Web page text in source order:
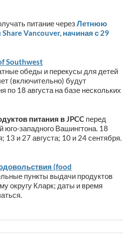
питание черезЛетнюю
Vancouver, начиная с 29
Southwest
обеды и перекусы для детей
(включительно) будут
по 18 августа на базе нескольких
питания вJPCC перед
юго-западного Вашингтона. 18
13 и 27 августа; 10 и 24 сентября.
(food
пункты выдачи продуктов
округу Кларк; даты и время